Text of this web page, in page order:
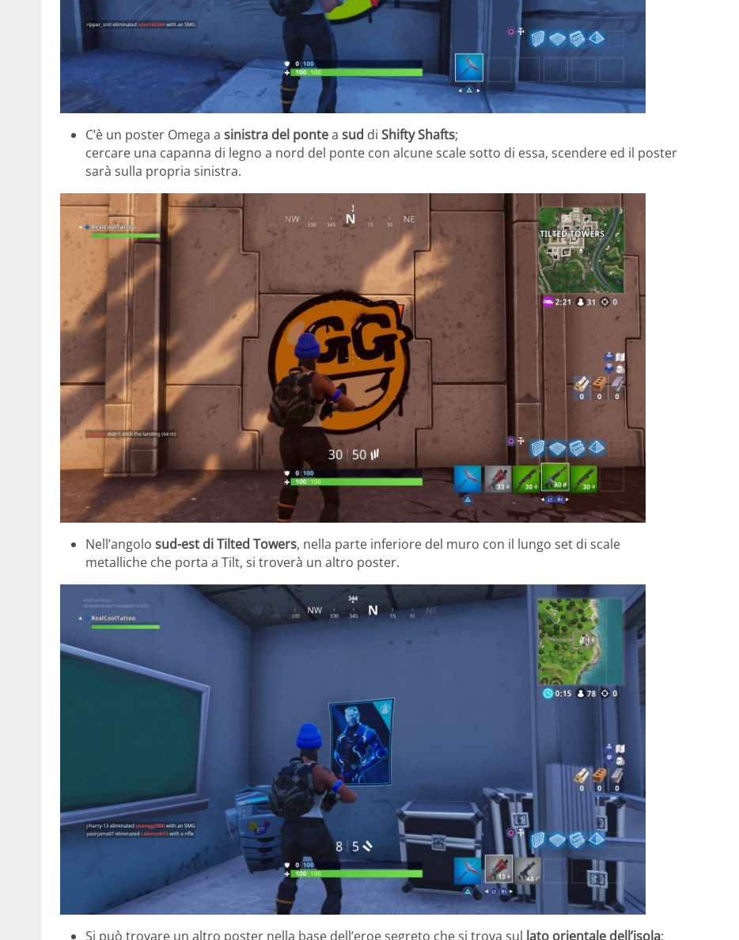
C’è un poster Omega a sinistra del pontea sud di Shifty Shafts;
cercare una capanna di legno a nord del ponte con alcune scale sotto di essa, scendere ed il poster
sarà sulla propria sinistra.
Nell’angolo sud-est di Tilted Towers, nella parte inferiore del muro con il lungo set di scale
metalliche che porta a Tilt, si troverà un altro poster.
Si può trovare un altro poster nella base dell’eroe segreto che si trova sul lato orientale dell’isola;